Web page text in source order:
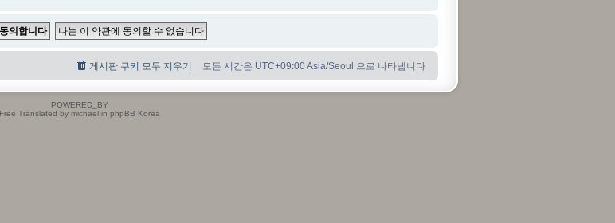
모든 시간은 UTC+09:00 Asia/Seoul 으로 나타냅니다
게시판 쿠키 모두 지우기
POWERED_BY
Free Translated by michael in phpBB Korea